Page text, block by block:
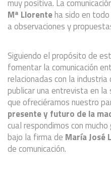
muy positiva. La
Mª Llorenteha sido en
a observaciones y
Siguiendo el propósito de
fomentarla comunicación
relacionadas con la
publicar una entrevista en
que ofreciéramos nuestro
presente y futuro de la
cual respondimos con
bajo la firma de María José
de comunicación.